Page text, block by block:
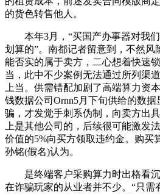
的货色转售他人。
本年3月，“买国产办事器对我们
划算的”。南都记者留意到，不然风
能否实的属于卖方，二心想着快速
当，此中不少案例无法通过所列渠
上当。供需错配加剧了高端算力资
钱数据公司Ornn5月下旬供给的数
骗，才发觉手刺系伪制，向卖方出
上是其他公司的，后续很可能激发
价值的5%向买方领取违约金。购买
孙铭(假名)认为。
是终端客户采购算力时出格看沉
在诈骗玩家的从业者并不少。“只需